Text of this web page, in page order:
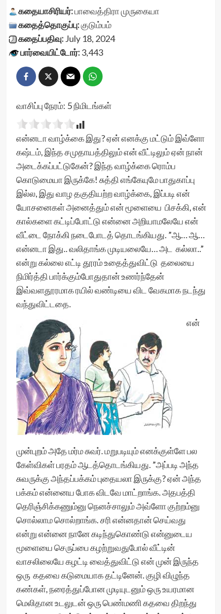
கதையாசிரியர்:பாவைத்திரா முருகையா
கதைத்தொகுப்பு:குடும்பம்
கதைப்பதிவு:July 18, 2024
பார்வையிட்டோர்:3,443
வாசிப்பு நேரம்: 5நிமிடங்கள்
என்னடா வாழ்க்கை இது? ஏன் எனக்கு மட்டும் இவ்ளோ
கஷ்டம், இந்த சமுதாயத்திலும் என் வீட்டிலும் ஏன் நான்
அடைக்கப்பட்டுகேன்? இந்த வாழ்க்கை ரொம்ப
கொடுமையா இருக்கே! சுத்தி எங்கேயுமே பாதுகாப்பு
இல்ல, இது வாழ தகுதியற்ற வாழ்க்கை, இப்படி என்
யோசனைகள் அனைத்தும் என் மூளையை பிசக்கி, என்
கால்களை கட்டிப்போட்டு என்னை அறியாமலேயே என்
வீட்டை நோக்கி நடைபோடத் தொடங்கியது. ”ஆ… ஆ…
என்னடா இது.. வலிதாங்க முடியலையே… அட கல்லா..”
என்று கல்லை எட்டி தூரம் உதைத்துவிட்டு தலையை
நிமிர்த்தி பார்க்கும்போதுதான் உணர்ந்தேன்
இவ்வளதூரமாக ரயில் வண்டியை விட வேகமாக நடந்து
வந்துவிட்டதை.
என்
முன்புறம் அதே மர்ம சுவர். மறுபடியும் எனக்குள்ளே பல
கேள்விகள் பரதம் ஆடத்தொடங்கியது. ”அப்படி அந்த
சுவருக்கு அந்தப்பக்கம் புதையலா இருக்கு? ஏன் அந்த
பக்கம் என்னைய போக விடவே மாட்றாங்க. அதபத்தி
தெரிஞ்சிக்கணும்னு நெனச்சாலும் அவ்ளோ குற்றம்னு
சொல்லாம சொல்றாங்க. சரி என்னதான் செய்வது
என்று என்னை நானே கடிந்துகொண்டு என்னுடைய
மூளையை செருப்பை கழற்றுவதுபோல் வீட்டின்
வாசலிலையே கழட்டி வைத்துவிட்டு என் முன் இருந்த
ஒரு கதவை கடுமையாக தட்டினேன். குழி விழுந்த
கண்கள், நரைத்துப்போன முடியுடனும் ஒரு உயரமான
மெலிதான உடலுடன் ஒரு பெண்மணி கதவை திறந்து